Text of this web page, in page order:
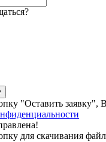
"Оставить заявку",
для скачивания